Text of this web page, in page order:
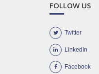
FOLLOW US
Twitter
LinkedIn
Facebook